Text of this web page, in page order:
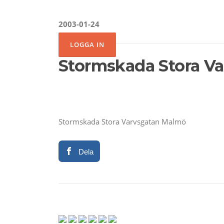
2003-01-24
Stormskada Stora
Stormskada Stora Varvsgatan Malmö
Dela